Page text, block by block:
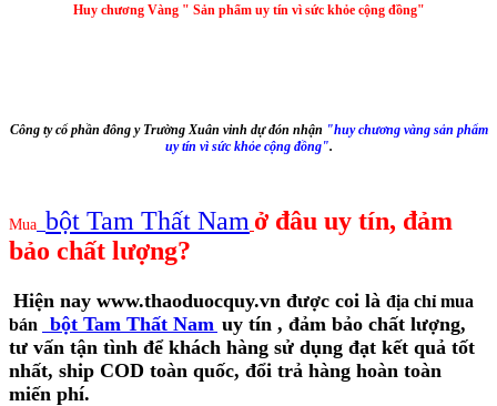
Huy chương Vàng " Sản phẩm uy tín vì sức khỏe cộng đồng"
Công ty cổ phần đông y Trường Xuân vinh dự đón nhận "huy chương vàng sản phẩm
uy tín vì sức khỏe cộng đồng".
Mua bột Tam Thất Nam ở đâu uy tín, đảm
bảo chất lượng?
Hiện nay www.thaoduocquy.vn được coi là địa chỉ mua
bán
bột Tam Thất Nam uy tín , đảm bảo chất lượng,
tư vấn tận tình để khách hàng sử dụng đạt kết quả tốt
nhất, ship COD toàn quốc, đổi trả hàng hoàn toàn
miến phí.